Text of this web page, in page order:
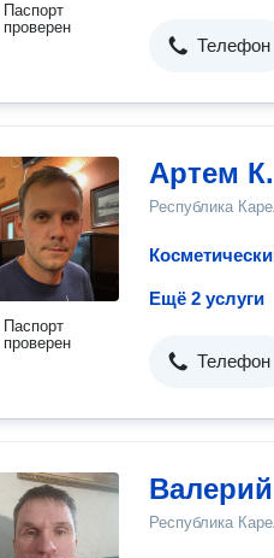
Паспорт
проверен
Телефон
Паспорт
проверен
Артем К.
Республика
Ещё 2 услуги
Телефон
Республика